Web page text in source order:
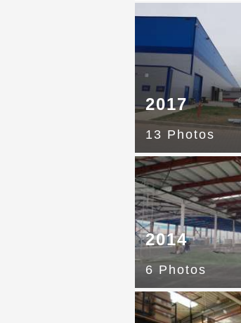
2017
13 Photos
2014
6 Photos